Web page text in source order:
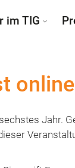
im TIG
Jahr.